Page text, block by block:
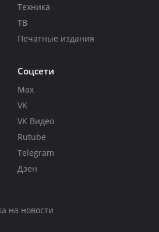
Техника
ТВ
Печатные издания
Соцсети
Max
VK
VK Видео
Rutube
Telegram
Дзен
на новости